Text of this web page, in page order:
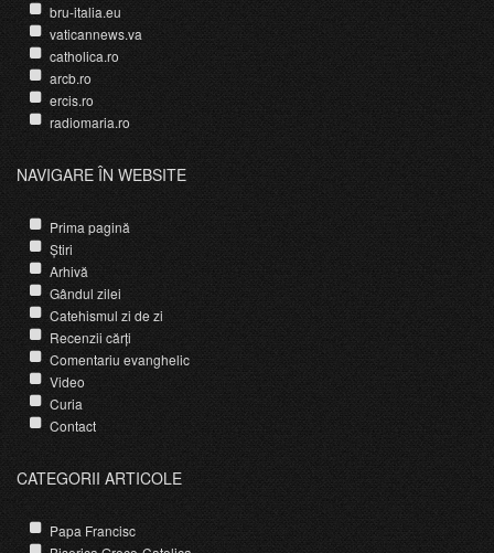
bru-italia.eu
vaticannews.va
catholica.ro
arcb.ro
ercis.ro
radiomaria.ro
NAVIGARE ÎN WEBSITE
Prima pagină
Știri
Arhivă
Gândul zilei
Catehismul zi de zi
Recenzii cărți
Comentariu evanghelic
Video
Curia
Contact
CATEGORII ARTICOLE
Papa Francisc